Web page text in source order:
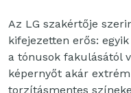
Az LG szakértője
kifejezetten erős:
a tónusok fakulásától
képernyőt akár
torzításmentes